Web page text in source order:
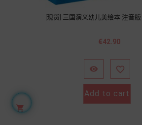
[现货] 三国演义幼儿美绘本 注音版
Price
€42.90
 
Add to cart
